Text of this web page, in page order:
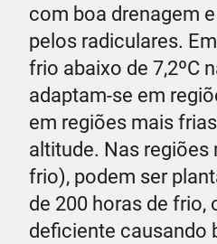
com boa drenagem
pelos radiculares.
frio abaixo de 7,2ºC
adaptam-se em
em regiões mais
altitude. Nas regiões
frio), podem ser
de 200 horas de
deficiente causando